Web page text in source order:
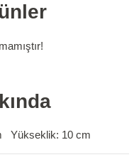
Yükseklik: 10 cm